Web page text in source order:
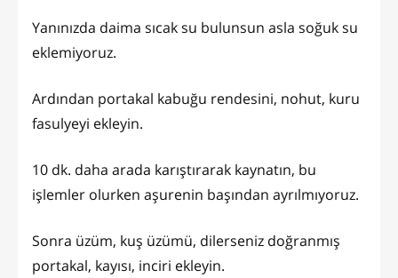
Yanınızda daima sıcak su bulunsun asla soğuk su
eklemiyoruz.
Ardından portakal kabuğu rendesini, nohut, kuru
fasulyeyi ekleyin.
10 dk. daha arada karıştırarak kaynatın, bu
işlemler olurken aşurenin başından ayrılmıyoruz.
Sonra üzüm, kuş üzümü, dilerseniz doğranmış
portakal, kayısı, inciri ekleyin.